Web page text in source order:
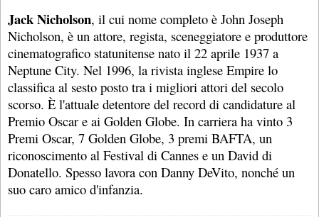
Jack Nicholson, il cui nome completo è John Joseph
Nicholson, è un attore, regista, sceneggiatore e produttore
cinematografico statunitense nato il 22 aprile 1937 a
Neptune City. Nel 1996, la rivista inglese Empire lo
classifica al sesto posto tra i migliori attori del secolo
scorso. È l'attuale detentore del record di candidature al
Premio Oscar e ai Golden Globe. In carriera ha vinto 3
Premi Oscar, 7 Golden Globe, 3 premi BAFTA, un
riconoscimento al Festival di Cannes e un David di
Donatello. Spesso lavora con Danny DeVito, nonché un
suo caro amico d'infanzia.